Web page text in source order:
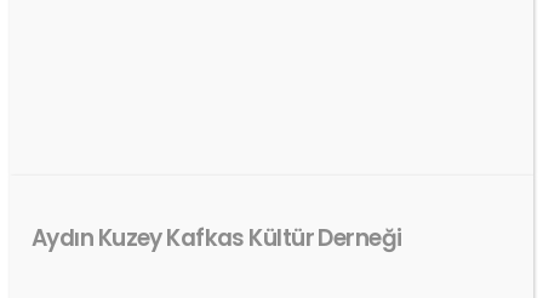
Aydın Kuzey Kafkas Kültür Derneği